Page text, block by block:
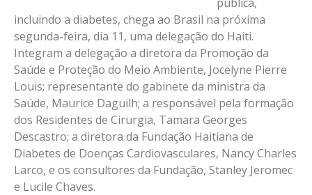
incluindo a diabetes, chega ao Brasil na próxima
segunda-feira, dia 11, uma delegação do Haiti.
Integram a delegação a diretora da Promoção da
Saúde e Proteção do Meio Ambiente, Jocelyne Pierre
Louis; representante do gabinete da ministra da
Saúde, Maurice Daguilh; a responsável pela formação
dos Residentes de Cirurgia, Tamara Georges
Descastro; a diretora da Fundação Haitiana de
Diabetes de Doenças Cardiovasculares, Nancy Charles
Larco, e os consultores da Fundação, Stanley Jeromec
e Lucile Chaves.